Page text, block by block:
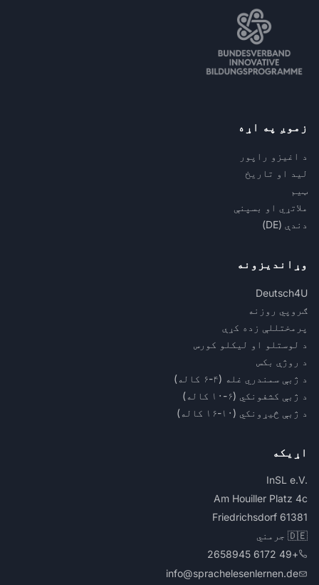
زموږ په اړه
د اغیزو راپور
لید او تاریخ
ټیم
ملاتړي او بسپنې
دندې (DE)
وړاندیزونه
Deutsch4U
ګروپي روزنه
پرمختللې زده کړې
د لوستلو او لیکلو کورس
د روژې بکس
د ژبې سمندري غله (۴-۶ کاله)
د ژبې کشفونکي (۶-۱۰ کاله)
د ژبې څیړونکي (۱۰-۱۶ کاله)
اړیکه
InSL e.V.‎
Am Houiller Platz 4c
61381 Friedrichsdorf
🇩🇪 جرمني
+49 6172 2658945
info@sprachelesenlernen.de